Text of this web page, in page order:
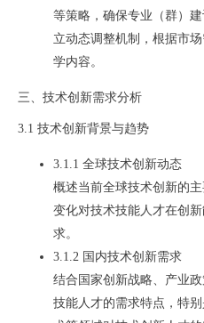
等策略，确保专业（群）
立动态调整机制，根据市
学内容。
三、技术创新需求分析
3.1 技术创新背景与趋势
3.1.1 全球技术创新动态
概述当前全球技术创新的
变化对技术技能人才在创
求。
3.1.2 国内技术创新需求
结合国家创新战略、产业
技能人才的需求特点，特